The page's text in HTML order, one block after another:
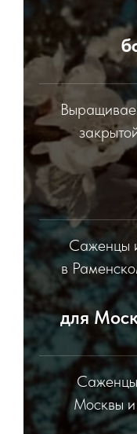
Саженцы
в
для
Саженцы
Москвы